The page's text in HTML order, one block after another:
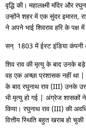
वृद्धि की। महालक्ष्मी मंदिर और
उन्होंने शहर में एक सुंदर इमारत,
ने अपने भाई शिवराव हरि के पक्ष में
सन‍‍् 1803 में ईस्ट इंडिया कंपनी
शिव राव की मृत्यु के बाद उनके बड़े
वह एक अच्छा प्रशासक नहीं था
के बाद रघुनाथ राव (III) उनके
भी मृत्यु हो गई | अंग्रेज शासकों ने
किया। रघुनाथ राव (III) की
वित्तीय स्थिति बहुत खराब हो